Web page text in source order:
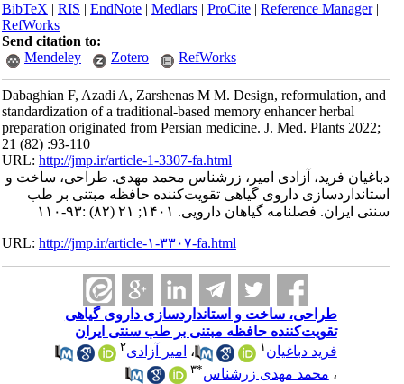
BibTeX|RIS|EndNote|Medlars|ProCite|Reference Manager
RefWorks
Send citation to:
Mendeley
Zotero RefWorks
Dabaghian F, Azadi A, Zarshenas M M. Design, reformulation,
standardization of a traditional-based memory enhancer herbal
preparation originated from Persian medicine. J. Med. Plants 2022;
21 (82) :93-110
URL:http://jmp.ir/article-1-3307-fa.html
فرید، آزادی امیر، زرشناس محمد مهدی. طراحی، ساخت و
داروی گیاهی تقویت‌کننده حافظه مبتنی بر طب
ایران. فصلنامه گياهان دارویی. ۱۴۰۱; ۲۱ (۸۲) :۹۳-۱۱۰
URL:http://jmp.ir/article-۱-۳۳۰۷-fa.html
طراحی، ساخت و استانداردسازی داروی گیاهی
تقویت‌کننده حافظه مبتنی بر طب سنتی ایران
فرید دباغیان
،امیر آزادی ۲
محمد مهدی زرشناس*